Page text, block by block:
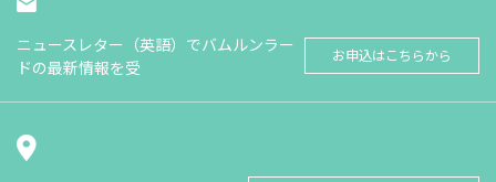
ニュースレター（英語）でバムルンラー
ドの最新情報を受
お申込はこちらから